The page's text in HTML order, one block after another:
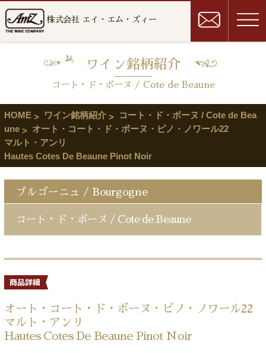
株式会社 エイ・エム・ズィー
ワイン銘柄紹介
コート・ド・ボーヌ / Cote de Beaune
HOME ワイン銘柄紹介
コート・ド・ボーヌ / Cote de Bea
une
オート・コート・ド・ボーヌ・ピノ・ノワール22
マルト・アンリ
Hautes Cotes De Beaune Pinot Noir
ブルゴーニュ / Bourgogne
コート・ド・ボーヌ / Cote de Beaune
オート・コート・ド・ボーヌ・ピノ・ノワール22
マルト・アンリ
Hautes Cotes De Beaune Pinot Noir